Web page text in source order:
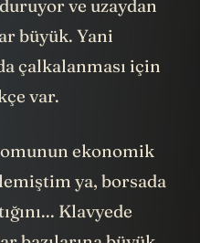
ve uzaydan
büyük. Yani
çalkalanması için
var.
ekonomik
ya, borsada
Klavyede